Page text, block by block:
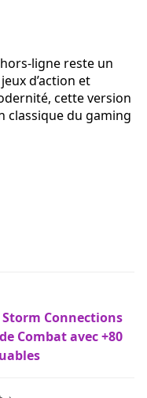
ligne reste un
d’action et
cette version
classique du gaming
Connections
Combat avec +80